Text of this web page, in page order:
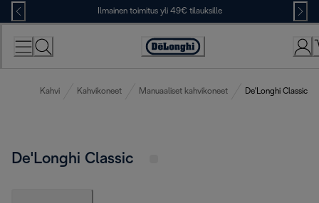
Skip
to
Content
Ilmainen toimitus yli 49€ tilauksille
Accessibility
Kahvi Kahvikoneet Manuaaliset kahvikoneet De'Longhi Classic
De'Longhi Classic